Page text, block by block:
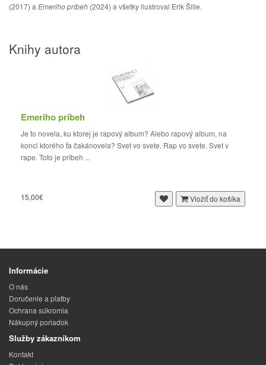
(2017) a Emeriho príbeh (2024) a všetky ilustroval Erik Šille.
Knihy autora
Emeriho príbeh
Je to novela, ku ktorej je rapový album? Alebo rapový album, na
konci ktorého ťa čakánovela? Svet vo svete. Rap vo svete. Svet v
rape. Toto je príbeh ...
15,00€ Vložiť do košíka
Informácie
O nás
Doručenie a platby
Ochrana súkromia
Nákupný poriadok
Služby zákazníkom
Kontakt